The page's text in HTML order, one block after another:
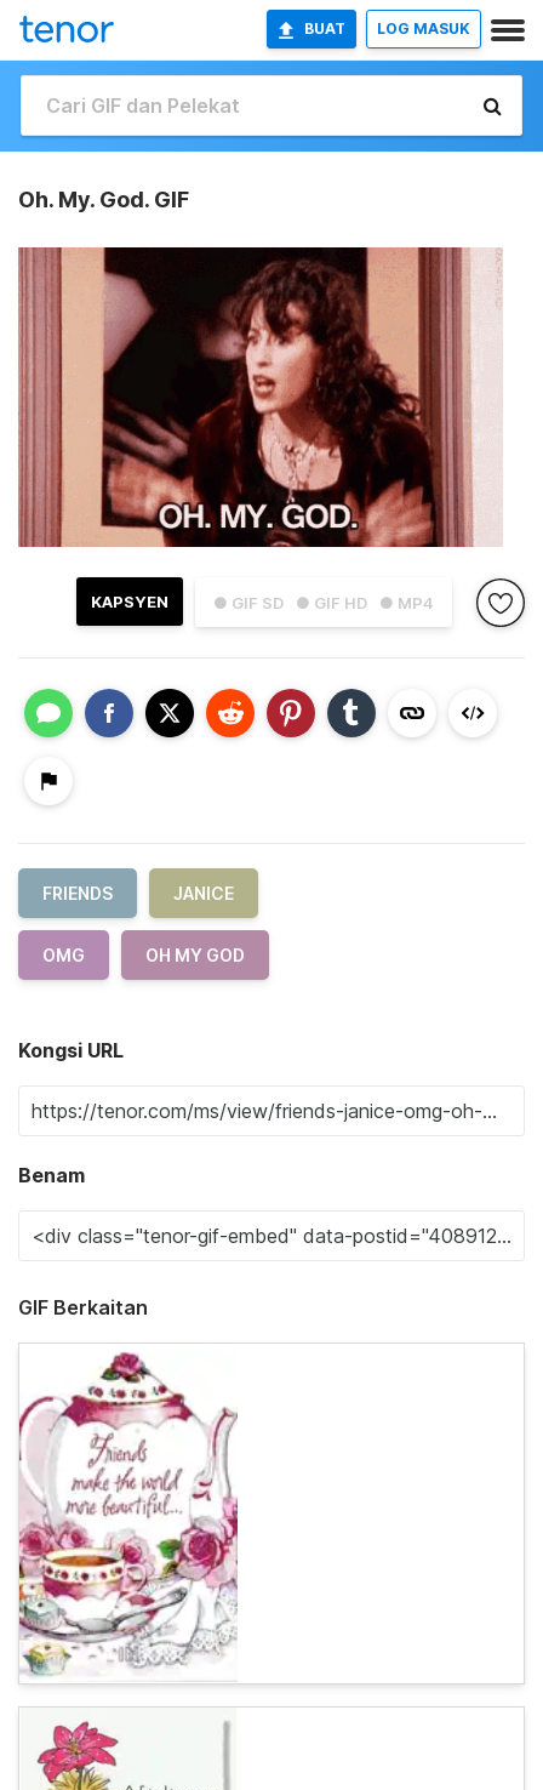
BUAT LOG MASUK
Oh. My. God. GIF
● GIF SD ● GIF HD ● MP4
KAPSYEN
FRIENDS JANICE
OMG OH MY GOD
Kongsi URL
Benam
GIF Berkaitan